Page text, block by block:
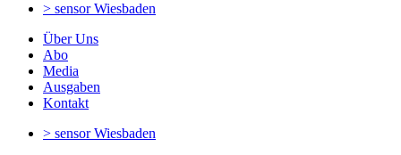
> sensorWiesbaden
Über Uns
Abo
Media
Ausgaben
Kontakt
> sensorWiesbaden